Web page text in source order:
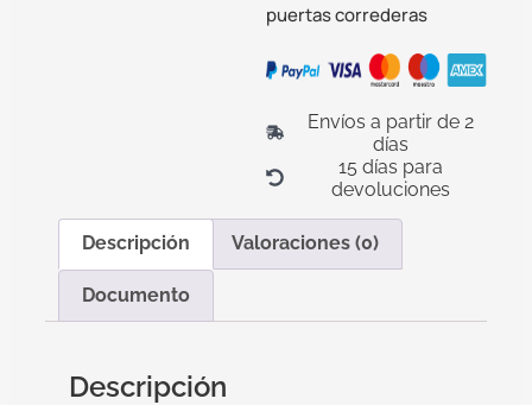
puertas correderas
Envíos a partir de 2
días
15 días para
devoluciones
Descripción Valoraciones (0)
Documento
Descripción